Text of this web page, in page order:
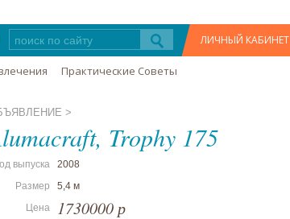
ЛИЧНЫЙ КАБИНЕТ
Практические Советы
>
Trophy 175
выпуска
2008
Размер
5,4 м
Цена
1730000 р